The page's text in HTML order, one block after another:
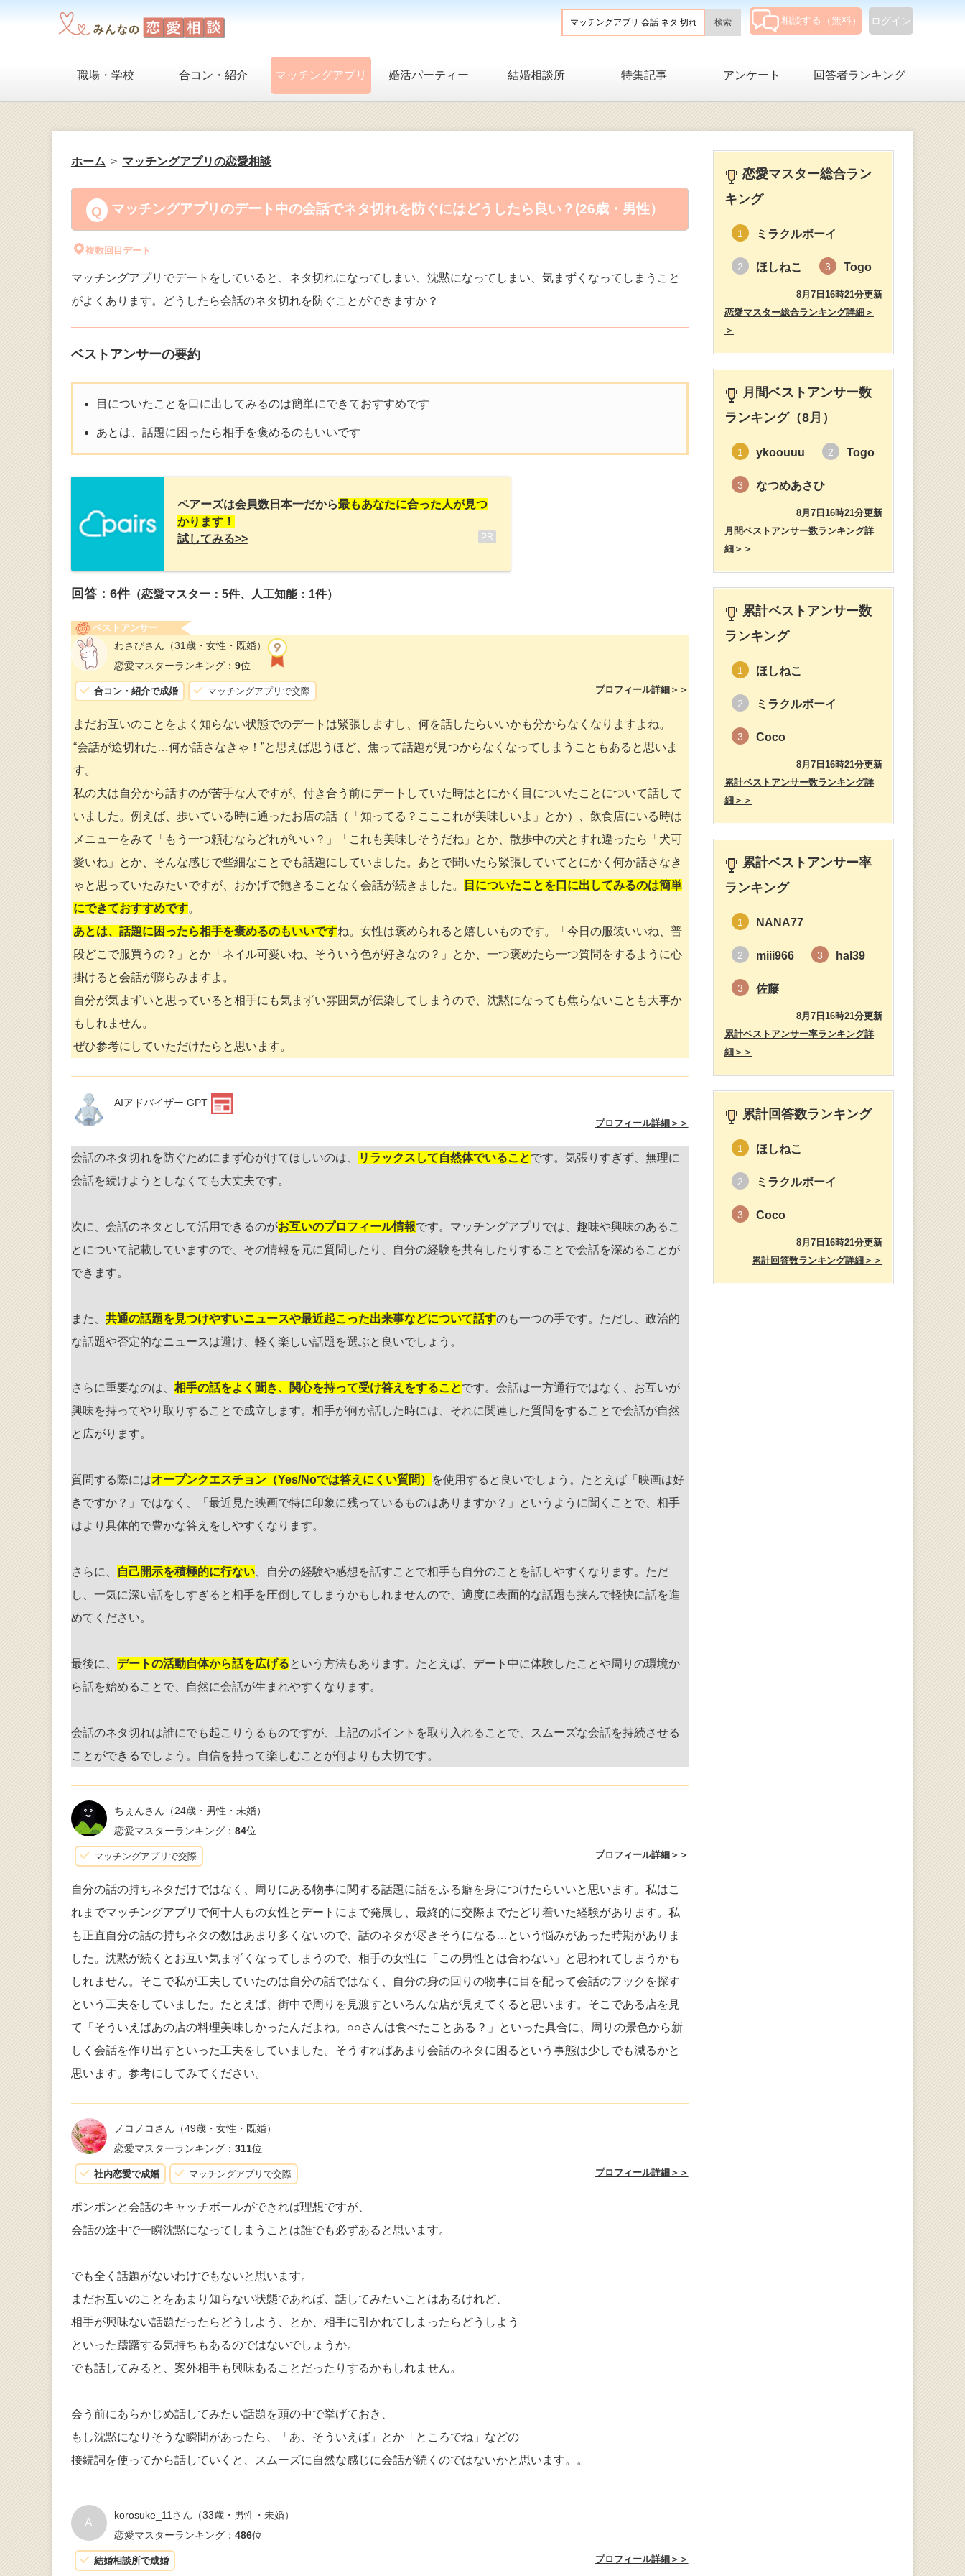
ログイン
相談する（無料）
職場・学校 合コン・紹介 マッチングアプリ 婚活パーティー 結婚相談所 特集記事 アンケート 回答者ランキング
ホーム マッチングアプリの恋愛相談
マッチングアプリのデート中の会話でネタ切れを防ぐにはどうしたら良い？(26歳・男性）
複数回目デート
マッチングアプリでデートをしていると、ネタ切れになってしまい、沈黙になってしまい、気まずくなってしまうこと
がよくあります。どうしたら会話のネタ切れを防ぐことができますか？
ベストアンサーの要約
目についたことを口に出してみるのは簡単にできておすすめです
あとは、話題に困ったら相手を褒めるのもいいです
ペアーズは会員数日本一だから最もあなたに合った人が見つ
かります！
試してみる>>
PR
回答： 6件（恋愛マスター：5件、人工知能：1件）
ベストアンサー
わさびさん （31歳・女性・既婚）
恋愛マスターランキング： 9位
合コン・紹介で成婚 マッチングアプリで交際 プロフィール詳細＞＞
まだお互いのことをよく知らない状態でのデートは緊張しますし、何を話したらいいかも分からなくなりますよね。
“会話が途切れた…何か話さなきゃ！”と思えば思うほど、焦って話題が見つからなくなってしまうこともあると思いま
す。
私の夫は自分から話すのが苦手な人ですが、付き合う前にデートしていた時はとにかく目についたことについて話して
いました。例えば、歩いている時に通ったお店の話（「知ってる？こここれが美味しいよ」とか）、飲食店にいる時は
メニューをみて「もう一つ頼むならどれがいい？」「これも美味しそうだね」とか、散歩中の犬とすれ違ったら「犬可
愛いね」とか、そんな感じで些細なことでも話題にしていました。あとで聞いたら緊張していてとにかく何か話さなき
ゃと思っていたみたいですが、おかげで飽きることなく会話が続きました。
目についたことを口に出してみるのは簡単
にできておすすめです。
あとは、話題に困ったら相手を褒めるのもいいですね。女性は褒められると嬉しいものです。「今日の服装いいね、普
段どこで服買うの？」とか「ネイル可愛いね、そういう色が好きなの？」とか、一つ褒めたら一つ質問をするように心
掛けると会話が膨らみますよ。
自分が気まずいと思っていると相手にも気まずい雰囲気が伝染してしまうので、沈黙になっても焦らないことも大事か
もしれません。
ぜひ参考にしていただけたらと思います。
AIアドバイザー GPT
プロフィール詳細＞＞
会話のネタ切れを防ぐためにまず心がけてほしいのは、 リラックスして自然体でいることです。気張りすぎず、無理に
会話を続けようとしなくても大丈夫です。
次に、会話のネタとして活用できるのがお互いのプロフィール情報です。マッチングアプリでは、趣味や興味のあるこ
とについて記載していますので、その情報を元に質問したり、自分の経験を共有したりすることで会話を深めることが
できます。
また、 共通の話題を見つけやすいニュースや最近起こった出来事などについて話すのも一つの手です。ただし、政治的
な話題や否定的なニュースは避け、軽く楽しい話題を選ぶと良いでしょう。
さらに重要なのは、 相手の話をよく聞き、関心を持って受け答えをすることです。会話は一方通行ではなく、お互いが
興味を持ってやり取りすることで成立します。相手が何か話した時には、それに関連した質問をすることで会話が自然
と広がります。
質問する際にはオープンクエスチョン（Yes/Noでは答えにくい質問）
を使用すると良いでしょう。たとえば「映画は好
きですか？」ではなく、「最近見た映画で特に印象に残っているものはありますか？」というように聞くことで、相手
はより具体的で豊かな答えをしやすくなります。
さらに、 自己開示を積極的に行ない、自分の経験や感想を話すことで相手も自分のことを話しやすくなります。ただ
し、一気に深い話をしすぎると相手を圧倒してしまうかもしれませんので、適度に表面的な話題も挟んで軽快に話を進
めてください。
最後に、 デートの活動自体から話を広げるという方法もあります。たとえば、デート中に体験したことや周りの環境か
ら話を始めることで、自然に会話が生まれやすくなります。
会話のネタ切れは誰にでも起こりうるものですが、上記のポイントを取り入れることで、スムーズな会話を持続させる
ことができるでしょう。自信を持って楽しむことが何よりも大切です。
ちぇんさん （24歳・男性・未婚）
恋愛マスターランキング： 84位
マッチングアプリで交際 プロフィール詳細＞＞
自分の話の持ちネタだけではなく、周りにある物事に関する話題に話をふる癖を身につけたらいいと思います。私はこ
れまでマッチングアプリで何十人もの女性とデートにまで発展し、最終的に交際までたどり着いた経験があります。私
も正直自分の話の持ちネタの数はあまり多くないので、話のネタが尽きそうになる…という悩みがあった時期がありま
した。沈黙が続くとお互い気まずくなってしまうので、相手の女性に「この男性とは合わない」と思われてしまうかも
しれません。そこで私が工夫していたのは自分の話ではなく、自分の身の回りの物事に目を配って会話のフックを探す
という工夫をしていました。たとえば、街中で周りを見渡すといろんな店が見えてくると思います。そこである店を見
て「そういえばあの店の料理美味しかったんだよね。○○さんは食べたことある？」といった具合に、周りの景色から新
しく会話を作り出すといった工夫をしていました。そうすればあまり会話のネタに困るという事態は少しでも減るかと
思います。参考にしてみてください。
ノコノコさん （49歳・女性・既婚）
恋愛マスターランキング： 311位
社内恋愛で成婚 マッチングアプリで交際 プロフィール詳細＞＞
ポンポンと会話のキャッチボールができれば理想ですが、
会話の途中で一瞬沈黙になってしまうことは誰でも必ずあると思います。
でも全く話題がないわけでもないと思います。
まだお互いのことをあまり知らない状態であれば、話してみたいことはあるけれど、
相手が興味ない話題だったらどうしよう、とか、相手に引かれてしまったらどうしよう
といった躊躇する気持ちもあるのではないでしょうか。
でも話してみると、案外相手も興味あることだったりするかもしれません。
会う前にあらかじめ話してみたい話題を頭の中で挙げておき、
もし沈黙になりそうな瞬間があったら、「あ、そういえば」とか「ところでね」などの
接続詞を使ってから話していくと、スムーズに自然な感じに会話が続くのではないかと思います。。
A
korosuke_11さん （33歳・男性・未婚）
恋愛マスターランキング： 486位
結婚相談所で成婚 プロフィール詳細＞＞
恋愛マスター総合ラン
キング
1 ミラクルボーイ
2 ほしねこ 3 Togo
8月7日16時21分更新
恋愛マスター総合ランキング詳細＞
＞
月間ベストアンサー数
ランキング（8月）
1 ykoouuu 2 Togo
3 なつめあさひ
8月7日16時21分更新
月間ベストアンサー数ランキング詳
細＞＞
累計ベストアンサー数
ランキング
1 ほしねこ
2 ミラクルボーイ
3 Coco
8月7日16時21分更新
累計ベストアンサー数ランキング詳
細＞＞
累計ベストアンサー率
ランキング
1 NANA77
2 miii966 3 hal39
3 佐藤
8月7日16時21分更新
累計ベストアンサー率ランキング詳
細＞＞
累計回答数ランキング
1 ほしねこ
2 ミラクルボーイ
3 Coco
8月7日16時21分更新
累計回答数ランキング詳細＞＞